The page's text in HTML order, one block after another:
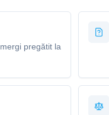
pregătit la